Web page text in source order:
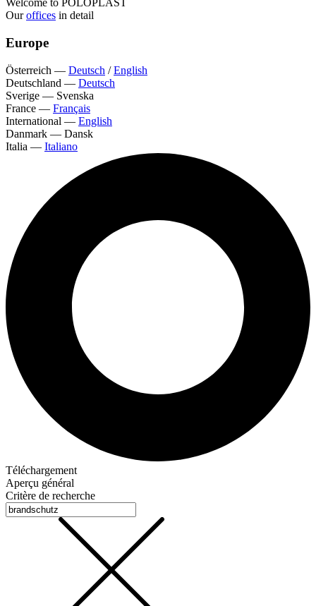
Welcome to POLOPLAST
Ouroffices in detail
Europe
Österreich — Deutsch /English
Deutschland — Deutsch
Sverige — Svenska
France — Français
International — English
Danmark — Dansk
Italia — Italiano
Téléchargement
Aperçu général
Critère de recherche